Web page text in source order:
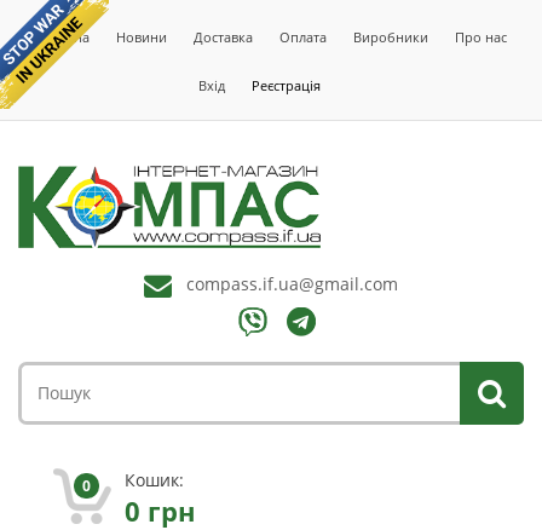
Головна Новини Доставка Оплата Виробники Про нас
Вхід Реєстрація
compass.if.ua@gmail.com
0 Кошик:
0 грн